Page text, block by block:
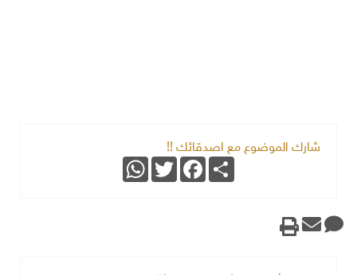
شارك الموضوع مع اصدقائك !!
Share
Facebook
Twitter
WhatsApp